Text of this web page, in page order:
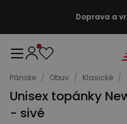
Doprava a
Pánske / Obuv / Klasické /
Unisex topánky
- sivé